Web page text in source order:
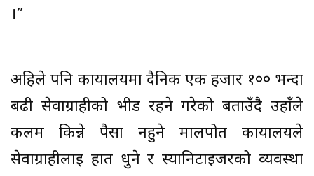
।”
अहिले पनि कार्यालयमा दैनिक एक हजार १०० भन्दा
बढी सेवाग्राहीको भीड रहने गरेको बताउँदै उहाँले
कलम किन्ने पैसा नहुने मालपोत कार्यालयले
सेवाग्राहीलाई हात धुने र स्यानिटाइजरको व्यवस्था